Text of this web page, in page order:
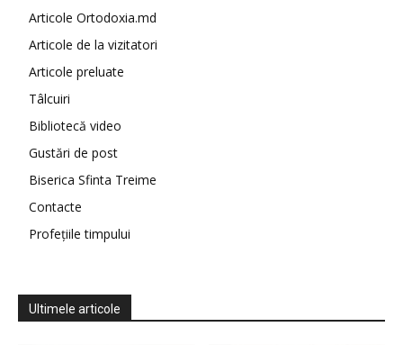
Articole Ortodoxia.md
Articole de la vizitatori
Articole preluate
Tâlcuiri
Bibliotecă video
Gustări de post
Biserica Sfinta Treime
Contacte
Profețiile timpului
Ultimele articole